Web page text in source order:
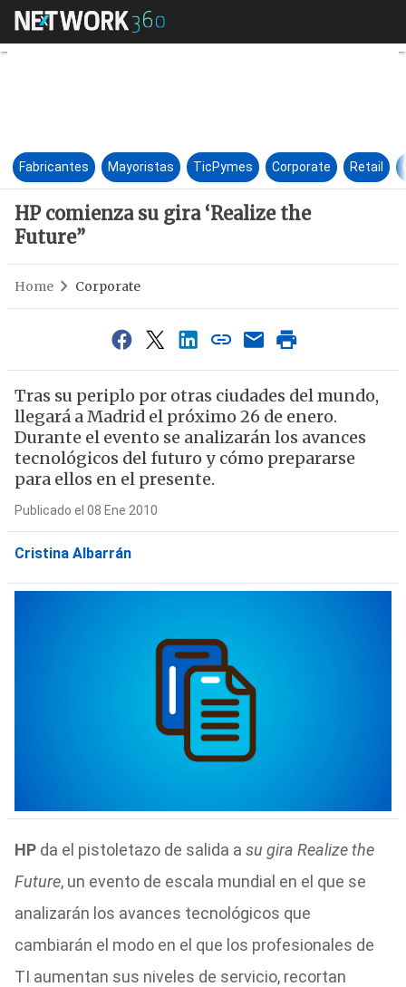
HP comienza su gira ‘Realize
Fabricantes Mayoristas TicPymes Corporate Retail
HP comienza su gira ‘Realize the
Future”
Home Corporate
Tras su periplo por otras ciudades del mundo,
llegará a Madrid el próximo 26 de enero.
Durante el evento se analizarán los avances
tecnológicos del futuro y cómo prepararse
para ellos en el presente.
Publicado el 08 Ene 2010
Cristina Albarrán
HP da el pistoletazo de salida a su gira Realize the
Future, un evento de escala mundial en el que se
analizarán los avances tecnológicos que
cambiarán el modo en el que los profesionales de
TI aumentan sus niveles de servicio, recortan